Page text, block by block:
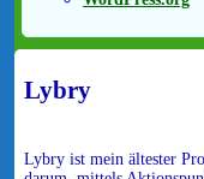
Lybry
Lybry ist mein ältester